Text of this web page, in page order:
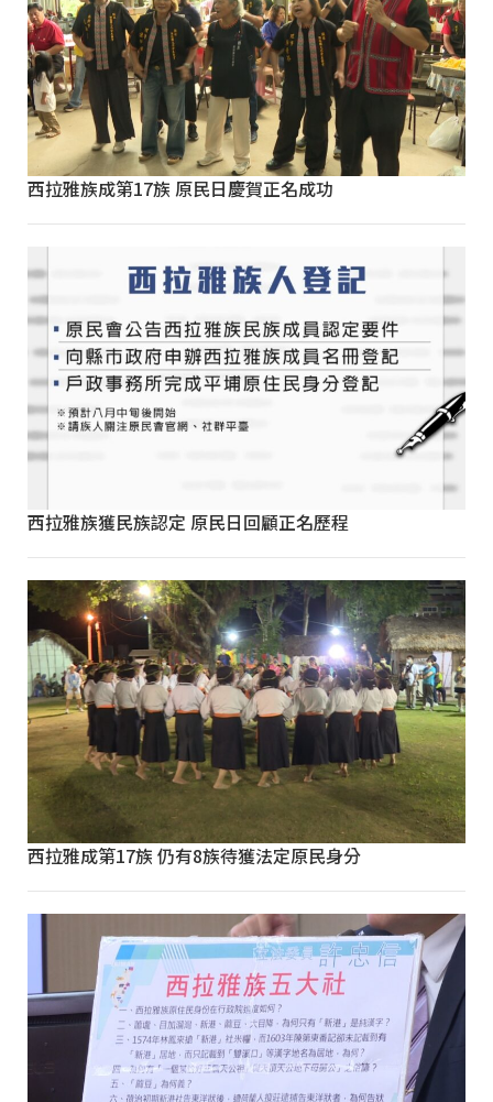
西拉雅族成第17族 原民日慶賀正名成功
西拉雅族獲民族認定 原民日回顧正名歷程
西拉雅成第17族 仍有8族待獲法定原民身分